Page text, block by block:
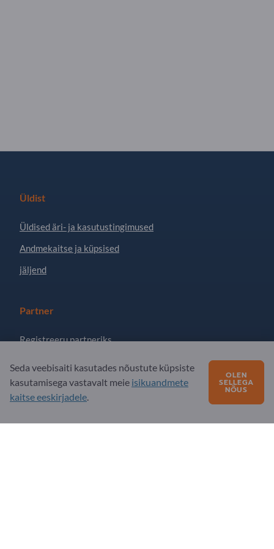
Üldist
Üldised äri- ja kasutustingimused
Andmekaitse ja küpsised
jäljend
Partner
Registreeru partneriks
Küsimusi?
Seda veebisaiti kasutades nõustute küpsiste
kasutamisega vastavalt meie isikuandmete
kaitse eeskirjadele.
OLEN
SELLEGA
NÕUS